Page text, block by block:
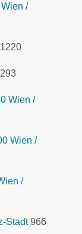
/
1220
293
Wien /
Wien /
/
Stadt 966